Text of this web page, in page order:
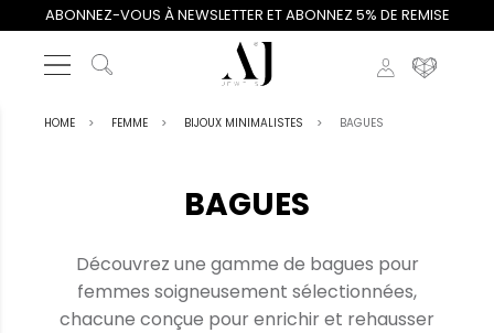
ABONNEZ-VOUS À NEWSLETTER ET ABONNEZ 5% DE REMISE
HOME FEMME BIJOUX MINIMALISTES BAGUES
BAGUES
Découvrez une gamme de bagues pour
femmes soigneusement sélectionnées,
chacune conçue pour enrichir et rehausser